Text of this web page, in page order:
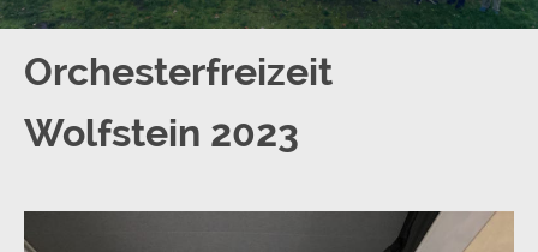
Orchesterfreizeit
Wolfstein 2023